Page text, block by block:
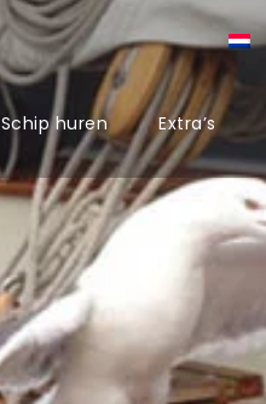
Schip huren Extra’s